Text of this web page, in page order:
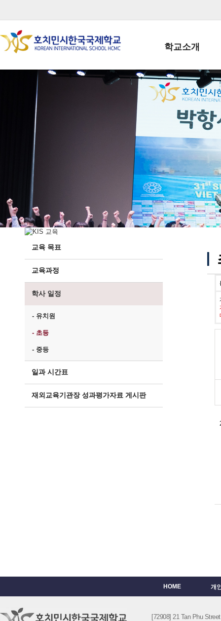
학교소개
학교장인사말
학생회장인사말
학교상징
학교 CI
교직원현황
학생현황
위치/전화
전경사진
교육 목표
교육과정
학사 일정
- 유치원
- 초등
- 중등
일과 시간표
재외교육기관장 성과평가자료 게시판
HOME 개
[72908] 21 Tan Phu